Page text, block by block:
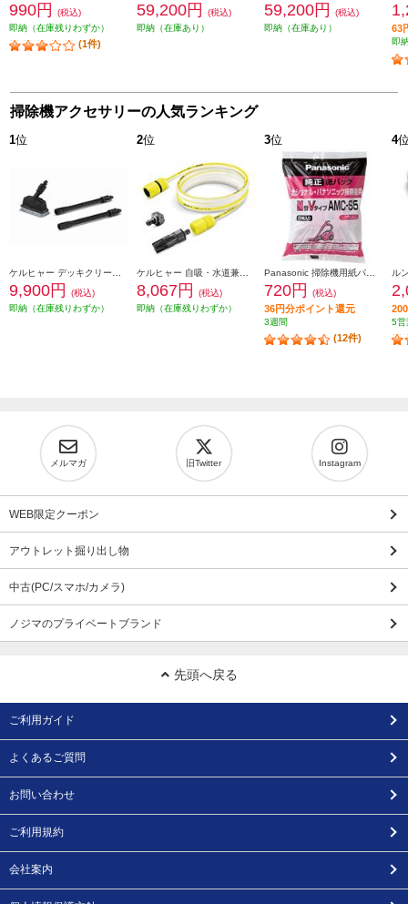
990円
(税込)
即納（在庫残りわずか）
(1件)
59,200円
(税込)
即納（在庫あり）
59,200円
(税込)
即納（在庫あり）
63
即
掃除機アクセサリーの人気ランキング
1位
9,900円
(税込)
即納（在庫残りわずか）
2位
8,067円
(税込)
即納（在庫残りわずか）
3位
720円 (税込)
36円分ポイント還元
3週間
(12件)
4
5営
メルマガ 旧Twitter Instagram
WEB限定クーポン
アウトレット掘り出し物
中古(PC/スマホ/カメラ)
ノジマのプライベートブランド
先頭へ戻る
ご利用ガイド
よくあるご質問
お問い合わせ
ご利用規約
会社案内